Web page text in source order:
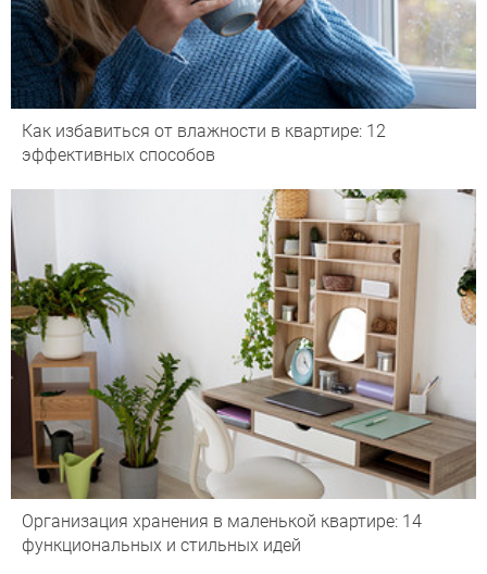
Как избавиться от влажности в квартире: 12
эффективных способов
Организация хранения в маленькой квартире: 14
функциональных и стильных идей